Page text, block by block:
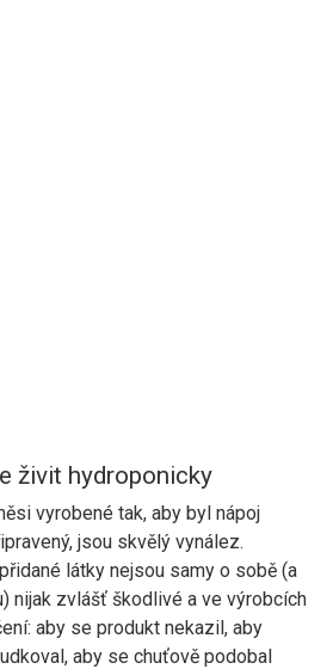
živit hydroponicky
vyrobené tak, aby byl nápoj
jsou skvělý vynález.
látky nejsou samy o sobě (a
nijak zvlášť škodlivé a ve výrobcích
aby se produkt nekazil, aby
aby se chuťově podobal